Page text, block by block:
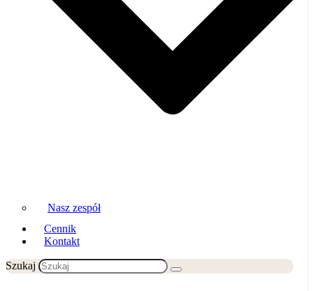
Nasz zespół
Cennik
Kontakt
Szukaj